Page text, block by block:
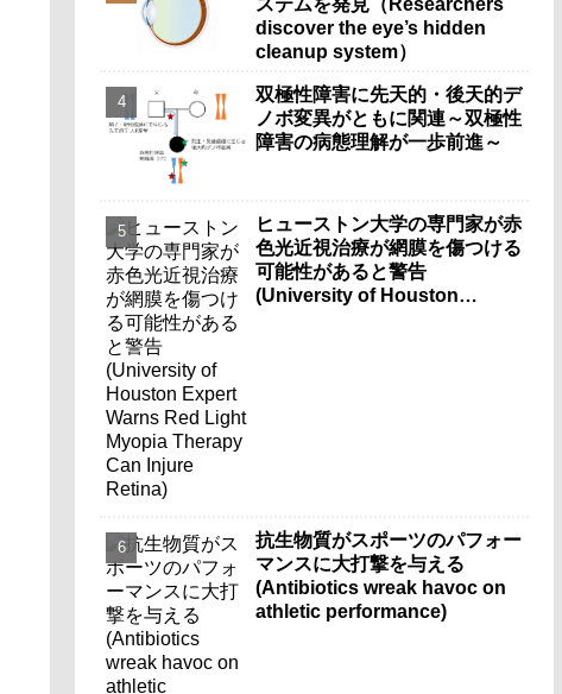
ステムを発見（Researchers
discover the eye’s hidden
cleanup system）
双極性障害に先天的・後天的デ
ノボ変異がともに関連～双極性
障害の病態理解が一歩前進～
ヒューストン大学の専門家が赤
色光近視治療が網膜を傷つける
可能性があると警告
(University of Houston
抗生物質がスポーツのパフォー
マンスに大打撃を与える
(Antibiotics wreak havoc on
athletic performance)